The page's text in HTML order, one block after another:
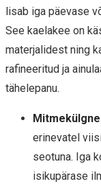
lisab iga päevase
See kaelakee on
materjalidest ning
rafineeritud ja
tähelepanu.
erinevatel
seotuna. Iga
isikupärase